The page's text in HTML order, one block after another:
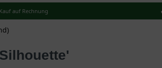
Kauf auf Rechnung